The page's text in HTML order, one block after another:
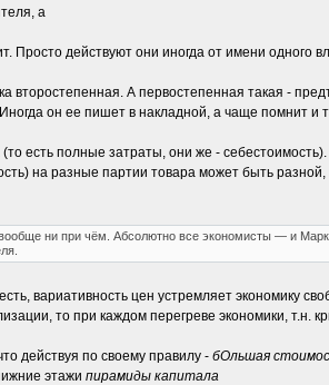
а
Просто действуют они иногда от имени одного
второстепенная. А первостепенная такая -
он ее пишет в накладной, а чаще помнит и
есть полные затраты, они же - себестоимость).
на разные партии товара может быть
ни при чём. Абсолютно все экономисты — и
вариативность цен устремляет экономику
то при каждом перегреве экономики, т.н.
действуя по своему правилу - бОльшая
этажи пирамиды капитала